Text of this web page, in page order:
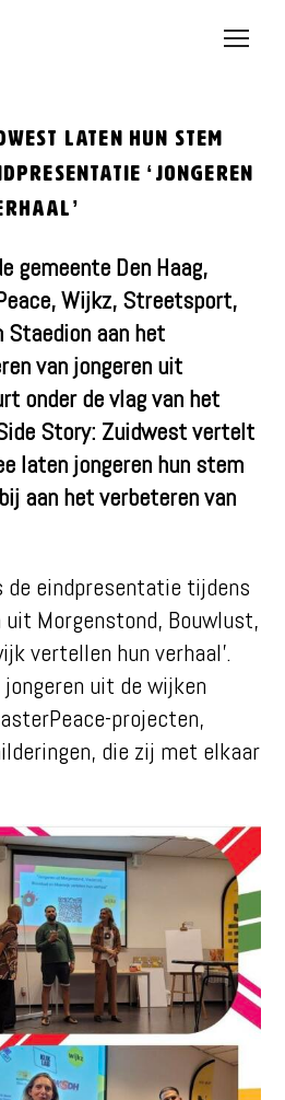
Open
laten hun stem
‘Jongeren
gemeente Den Haag,
Wijkz, Streetsport,
Staedion aan het
van jongeren uit
onder de vlag van het
Story: Zuidwest vertelt
laten jongeren hun stem
aan het verbeteren van
de eindpresentatie tijdens
uit Morgenstond, Bouwlust,
vertellen hun verhaal’.
uit de wijken
projecten,
die zij met elkaar